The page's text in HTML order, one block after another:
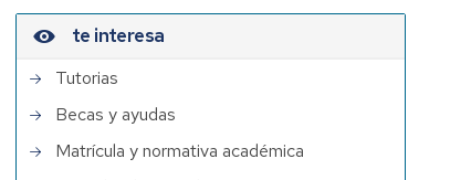
te interesa
Tutorias
Becas y ayudas
Matrícula y normativa académica